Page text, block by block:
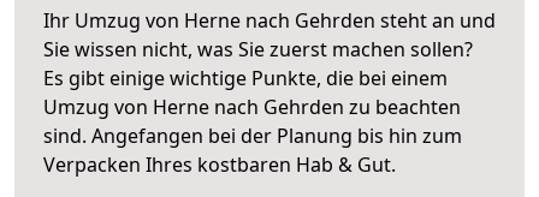
Ihr Umzug von Herne nach Gehrden steht an und
Sie wissen nicht, was Sie zuerst machen sollen?
Es gibt einige wichtige Punkte, die bei einem
Umzug von Herne nach Gehrden zu beachten
sind. Angefangen bei der Planung bis hin zum
Verpacken Ihres kostbaren Hab & Gut.